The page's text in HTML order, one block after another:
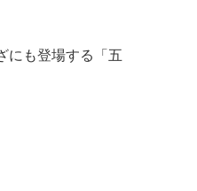
にも登場する「五